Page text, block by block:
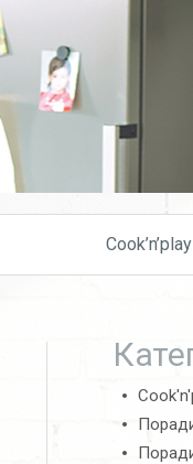
Cook’n’play